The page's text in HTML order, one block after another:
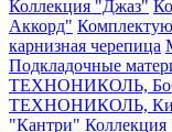
Коллекция "Джаз"
Аккорд"
карнизная черепица
Подкладочные
ТЕХНОНИКОЛЬ,
ТЕХНОНИКОЛЬ,
"Кантри"